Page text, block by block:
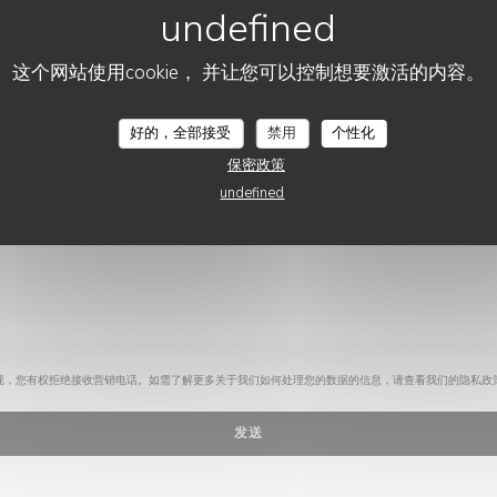
这个网站使用cookie， 并让您可以控制想要激活的内容。
好的，全部接受 禁用
个性化
保密政策
undefined
您想联系我们？
请填写下面的表格!
，您有权拒绝接收营销电话。如需了解更多关于我们如何处理您的数据的信息，请查看我们的隐私政